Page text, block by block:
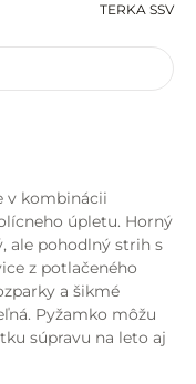
TERKA SSV
v kombinácii
úpletu. Horný
ale pohodlný strih s
z potlačeného
a šikmé
Pyžamko môžu
súpravu na leto aj